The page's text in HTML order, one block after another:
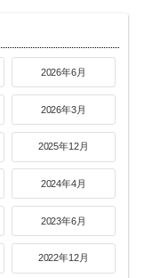
2026年6月
2026年3月
2025年12月
2024年4月
2023年6月
2022年12月